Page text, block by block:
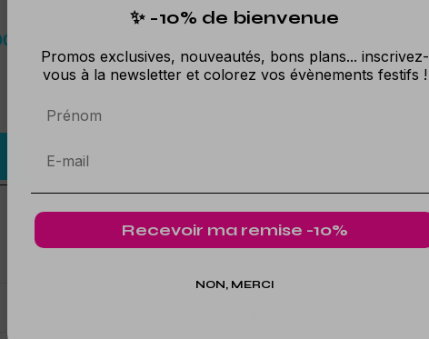
€
✨ -10% de bienvenue
Promos exclusives, nouveautés, bons plans... inscrivez-
vous à la newsletter et colorez vos évènements festifs !
Prénom
Recevoir ma remise -10%
NON, MERCI